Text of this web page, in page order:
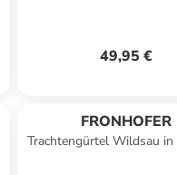
49,95 €
FRONHOFER
Trachtengürtel Wildsau in